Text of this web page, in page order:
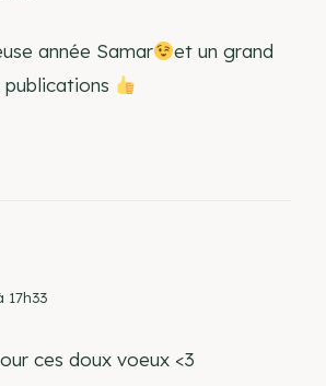
année Samar
et un grand
17h33
ces doux voeux <3